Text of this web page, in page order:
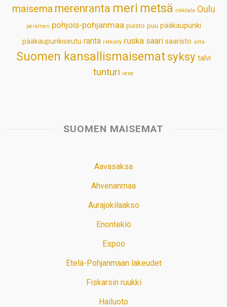
maisema merenranta meri metsä näköala Oulu
perämeri pohjois-pohjanmaa puisto puu pääkaupunki
pääkaupunkiseutu ranta retkeily ruska saari saaristo silta
Suomen kansallismaisematsyksy talvi
tunturi vene
SUOMEN MAISEMAT
Aavasaksa
Ahvenanmaa
Aurajokilaakso
Enontekiö
Espoo
Etelä-Pohjanmaan lakeudet
Fiskarsin ruukki
Hailuoto